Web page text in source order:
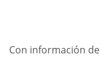
Con información